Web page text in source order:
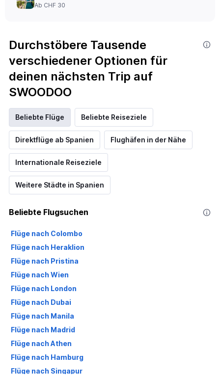
Ab CHF 30
Durchstöbere Tausende
verschiedener Optionen für
deinen nächsten Trip auf
SWOODOO
Beliebte Flüge Beliebte Reiseziele
Direktflüge ab Spanien Flughäfen in der Nähe
Internationale Reiseziele
Weitere Städte in Spanien
Beliebte Flugsuchen
Flüge nach Colombo
Flüge nach Heraklion
Flüge nach Pristina
Flüge nach Wien
Flüge nach London
Flüge nach Dubai
Flüge nach Manila
Flüge nach Madrid
Flüge nach Athen
Flüge nach Hamburg
Flüge nach Singapur